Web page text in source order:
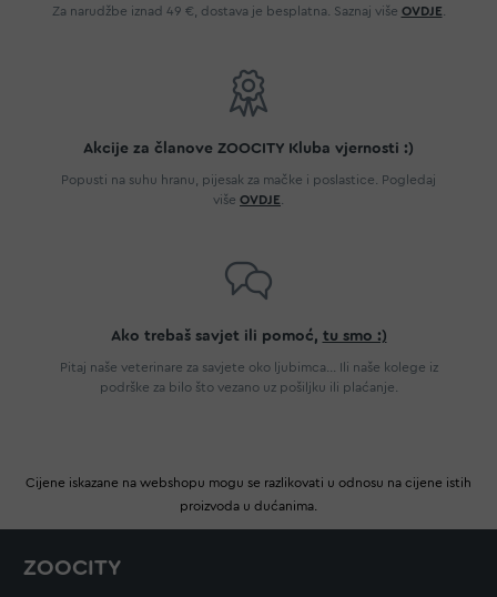
Za narudžbe iznad 49 €, dostava je besplatna. Saznaj više OVDJE
Akcije za članove ZOOCITY Kluba vjernosti :)
Popusti na suhu hranu, pijesak za mačke i poslastice. Pogledaj
više OVDJE
Ako trebaš savjet ili pomoć, tu smo :)
Pitaj naše veterinare za savjete oko ljubimca... Ili naše kolege iz
podrške za bilo što vezano uz pošiljku ili plaćanje.
Cijene iskazane na webshopu mogu se razlikovati u odnosu na cijene istih
proizvoda u dućanima.
ZOOCITY